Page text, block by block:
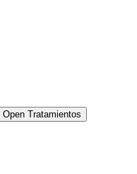
Open Tratamientos